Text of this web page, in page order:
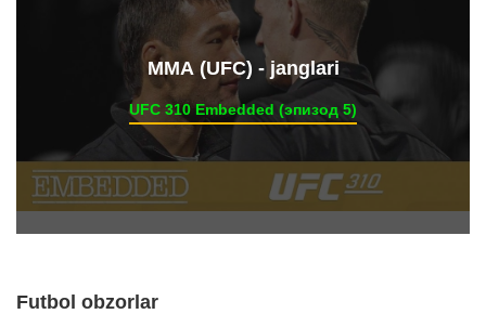
ММА (UFC) - janglari
UFC 310 Embedded (эпизод 5)
Futbol obzorlar